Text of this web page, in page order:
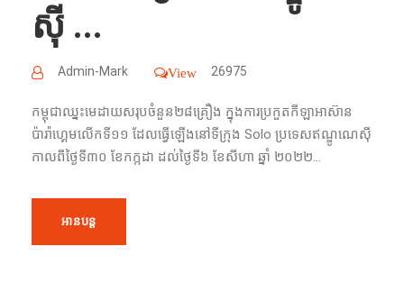
ស៊ី​ ...
Admin-Mark View 26975
កម្ពុជា​ឈ្នះ​មេដាយ​សរុប​ចំនួន​២៨គ្រឿង ក្នុង​ការ​ប្រកួតកីឡា​អាស៊ាន​
ប៉ារ៉ាហ្គេម​លើក​ទី១១​ ដែល​ធ្វើ​ឡើង​នៅ​ទី​ក្រុង​ Solo ប្រទេស​ឥណ្ឌូណេស៊ី​
កាល​ពី​ថ្ងៃ​ទី​៣០ ខែ​កក្កដា ដល់​ថ្ងៃ​ទី៦ ខែ​សីហា ឆ្នាំ ២០២២...
អានបន្ត